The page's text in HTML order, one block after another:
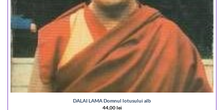
DALAI LAMA Domnul lotusului alb
44,00lei